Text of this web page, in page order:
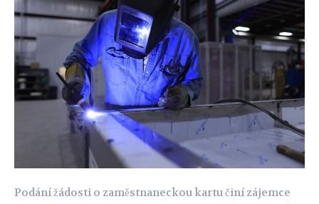
Podání žádosti o zaměstnaneckou kartu činí zájemce